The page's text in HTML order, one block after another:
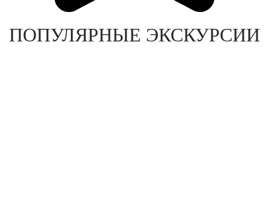
ПОПУЛЯРНЫЕ ЭКСКУРСИИ